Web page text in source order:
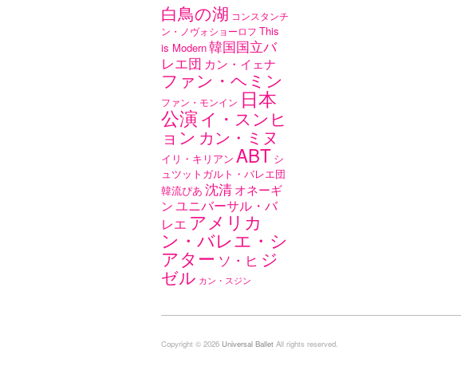
白鳥の湖 コンスタンチ
ン・ノヴォショーロフ This
is Modern韓国国立バ
レエ団 カン・イェナ
ファン・ヘミン
ファン・モンイン 日本
公演 イ・スンヒ
ョン カン・ミヌ
イリ・キリアン ABT シ
ュツットガルト・バレエ団
韓流ぴあ 沈清オネーギ
ンユニバーサル・バ
レエ アメリカ
ン・バレエ・シ
アター ソ・ヒ ジ
ゼル カン・スジン
Copyright © 2026 Universal Ballet All rights reserved.